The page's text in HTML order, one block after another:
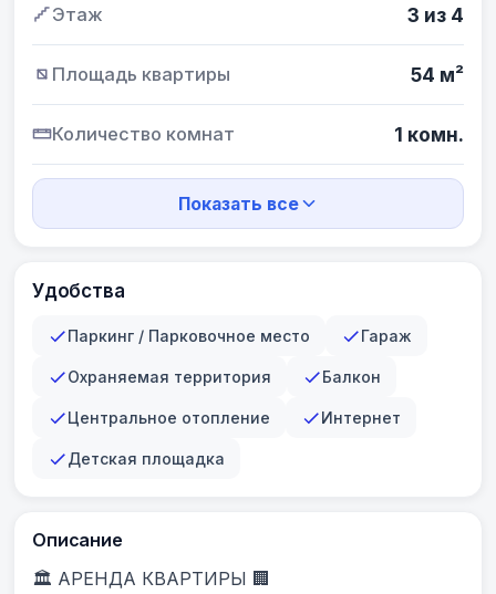
Этаж 3 из 4
Площадь квартиры 54 м²
Количество комнат 1 комн.
Показать все
Удобства
Паркинг / Парковочное место Гараж
Охраняемая территория Балкон
Центральное отопление Интернет
Детская площадка
Описание
🏛 АРЕНДА КВАРТИРЫ 🏢